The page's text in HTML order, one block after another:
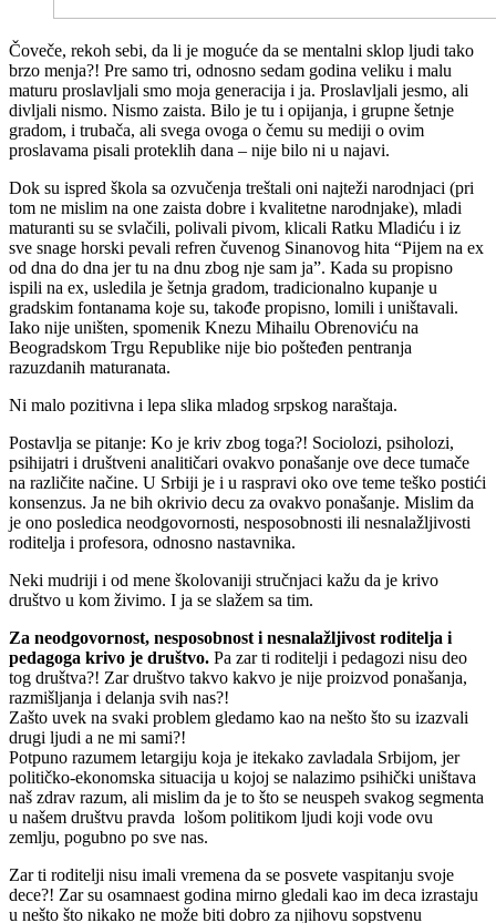
Čoveče, rekoh sebi, da li je moguće da se mentalni sklop ljudi tako
brzo menja?! Pre samo tri, odnosno sedam godina veliku i malu
maturu proslavljali smo moja generacija i ja. Proslavljali jesmo, ali
divljali nismo. Nismo zaista. Bilo je tu i opijanja, i grupne šetnje
gradom, i trubača, ali svega ovoga o čemu su mediji o ovim
proslavama pisali proteklih dana – nije bilo ni u najavi.
Dok su ispred škola sa ozvučenja treštali oni najteži narodnjaci (pri
tom ne mislim na one zaista dobre i kvalitetne narodnjake), mladi
maturanti su se svlačili, polivali pivom, klicali Ratku Mladiću i iz
sve snage horski pevali refren čuvenog Sinanovog hita “Pijem na ex
od dna do dna jer tu na dnu zbog nje sam ja”. Kada su propisno
ispili na ex, usledila je šetnja gradom, tradicionalno kupanje u
gradskim fontanama koje su, takođe propisno, lomili i uništavali.
Iako nije uništen, spomenik Knezu Mihailu Obrenoviću na
Beogradskom Trgu Republike nije bio pošteđen pentranja
razuzdanih maturanata.
Ni malo pozitivna i lepa slika mladog srpskog naraštaja.
Postavlja se pitanje: Ko je kriv zbog toga?! Sociolozi, psiholozi,
psihijatri i društveni analitičari ovakvo ponašanje ove dece tumače
na različite načine. U Srbiji je i u raspravi oko ove teme teško postići
konsenzus. Ja ne bih okrivio decu za ovakvo ponašanje. Mislim da
je ono posledica neodgovornosti, nesposobnosti ili nesnalažljivosti
roditelja i profesora, odnosno nastavnika.
Neki mudriji i od mene školovaniji stručnjaci kažu da je krivo
društvo u kom živimo. I ja se slažem sa tim.
Za neodgovornost, nesposobnost i nesnalažljivost roditelja i
pedagoga krivo je društvo. Pa zar ti roditelji i pedagozi nisu deo
tog društva?! Zar društvo takvo kakvo je nije proizvod ponašanja,
razmišljanja i delanja svih nas?!
Zašto uvek na svaki problem gledamo kao na nešto što su izazvali
drugi ljudi a ne mi sami?!
Potpuno razumem letargiju koja je itekako zavladala Srbijom, jer
političko-ekonomska situacija u kojoj se nalazimo psihički uništava
naš zdrav razum, ali mislim da je to što se neuspeh svakog segmenta
u našem društvu pravda lošom politikom ljudi koji vode ovu
zemlju, pogubno po sve nas.
Zar ti roditelji nisu imali vremena da se posvete vaspitanju svoje
dece?! Zar su osamnaest godina mirno gledali kao im deca izrastaju
u nešto što nikako ne može biti dobro za njihovu sopstvenu